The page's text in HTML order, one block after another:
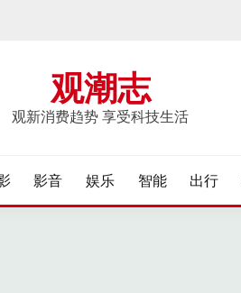
观潮志
观新消费趋势 享受科技生活
影音 娱乐 智能 出行